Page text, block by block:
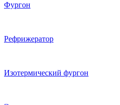
Фургон
Рефрижератор
Изотермический фургон